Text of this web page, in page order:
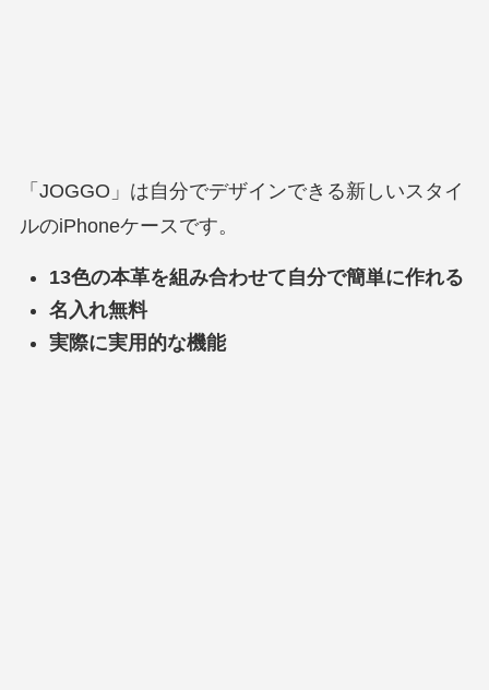
「JOGGO」は自分でデザインできる新しいスタイ
ルのiPhoneケースです。
13色の本革を組み合わせて自分で簡単に作れる
名入れ無料
実際に実用的な機能